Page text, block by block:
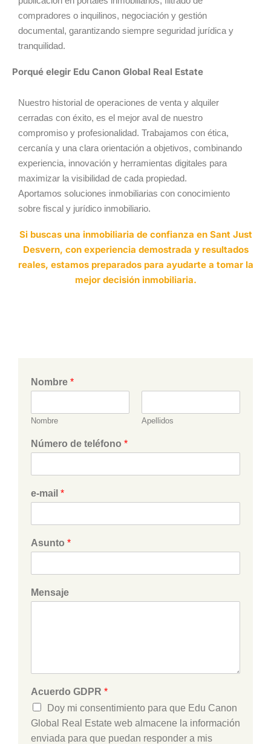
compradores o inquilinos, negociación y gestión
documental, garantizando siempre seguridad jurídica y
tranquilidad.
Porqué elegir Edu Canon Global Real Estate
Nuestro historial de operaciones de venta y alquiler
cerradas con éxito, es el mejor aval de nuestro
compromiso y profesionalidad. Trabajamos con ética,
cercanía y una clara orientación a objetivos, combinando
experiencia, innovación y herramientas digitales para
maximizar la visibilidad de cada propiedad.
Aportamos soluciones inmobiliarias con conocimiento
sobre fiscal y jurídico inmobiliario.
Si buscas una inmobiliaria de confianza en Sant Just
Desvern, con experiencia demostrada y resultados
reales, estamos preparados para ayudarte a tomar la
mejor decisión inmobiliaria.
Nombre *
Nombre Apellidos
Número de teléfono *
e-mail *
Asunto *
Mensaje
Acuerdo GDPR *
Doy mi consentimiento para que Edu Canon
Global Real Estate web almacene la información
enviada para que puedan responder a mis